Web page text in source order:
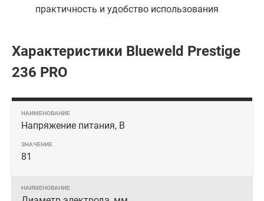
практичность и удобство использования
Характеристики Blueweld Prestige
236 PRO
Напряжение питания, В
81